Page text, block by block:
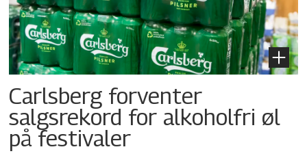
Carlsberg forventer
salgsrekord for alkoholfri øl
på festivaler